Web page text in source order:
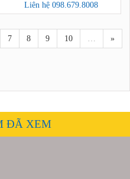
Liên hệ 098.679.8008
7 8 9 10 »
ĐÃ XEM